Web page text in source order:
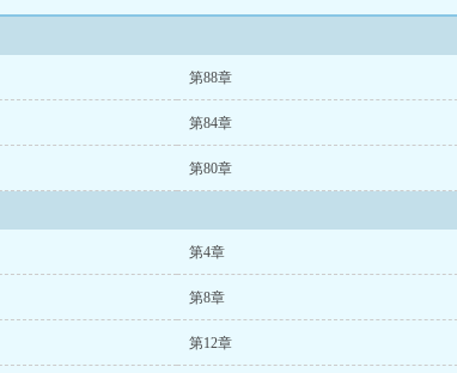
第88章
第84章
第80章
第4章
第8章
第12章